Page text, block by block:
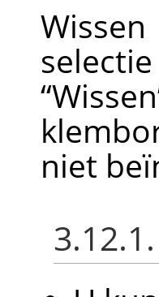
“Wissen
niet